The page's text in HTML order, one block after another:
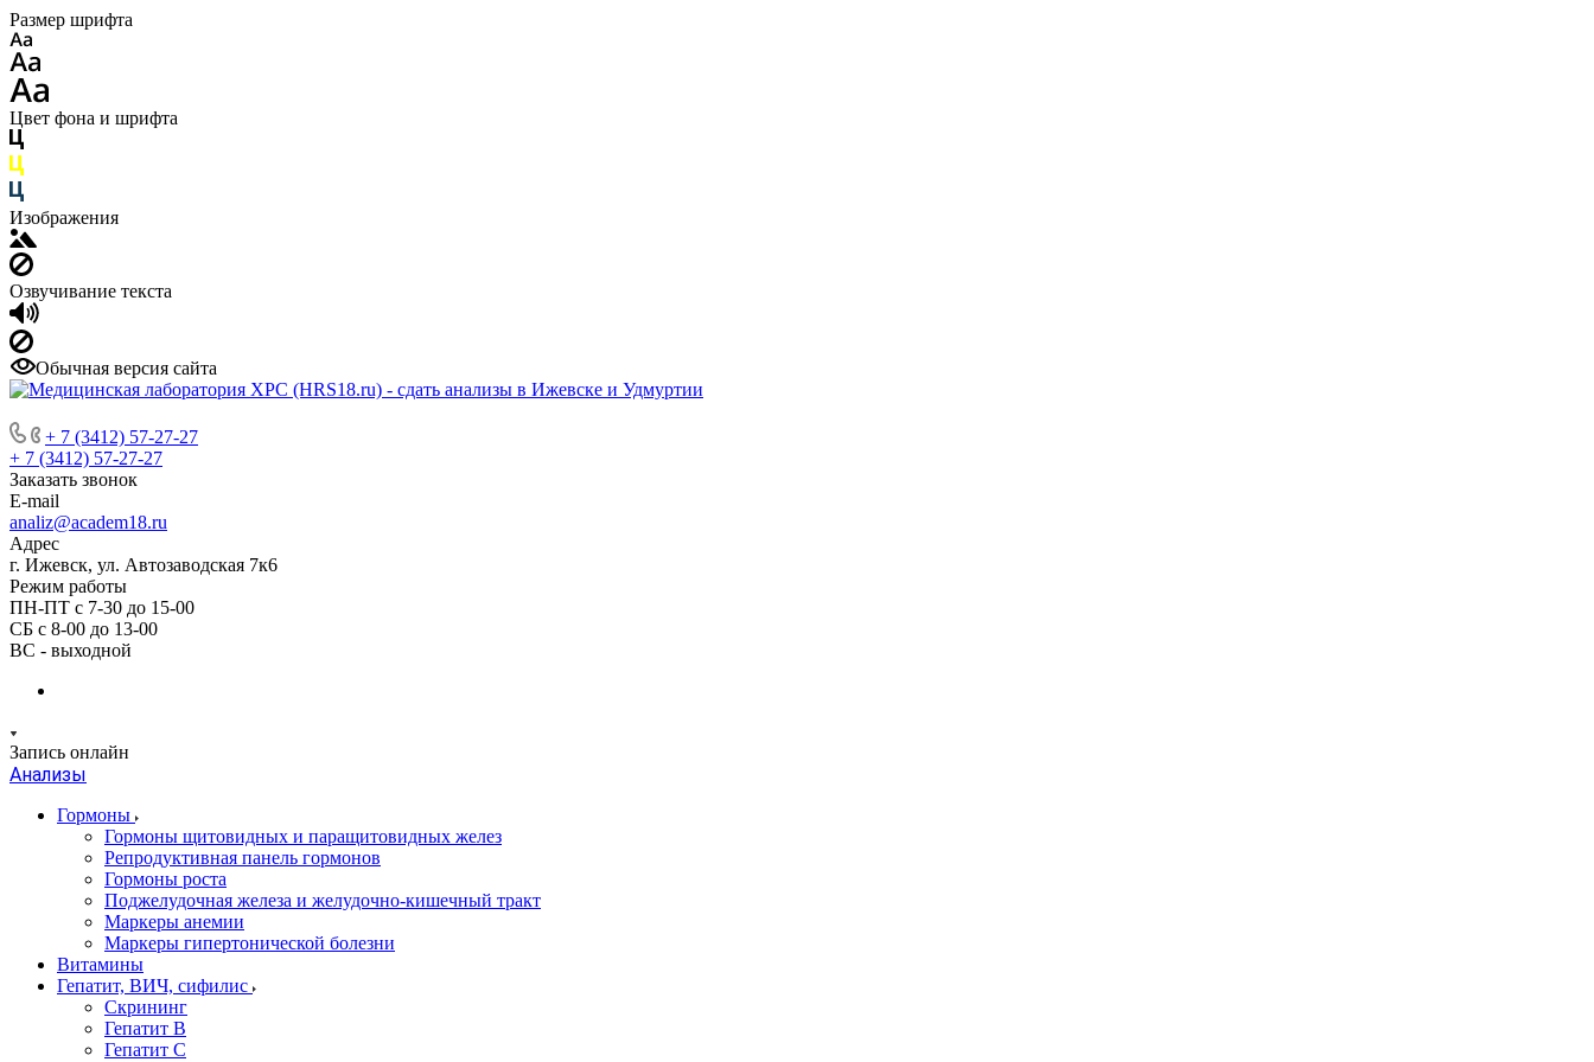
Размер шрифта
Цвет фона и шрифта
Изображения
Озвучивание текста
Обычная версия сайта
+ 7 (3412) 57-27-27
+ 7 (3412) 57-27-27
Заказать звонок
E-mail
analiz@academ18.ru
Адрес
г. Ижевск, ул. Автозаводская 7к6
Режим работы
ПН-ПТ с 7-30 до 15-00
СБ с 8-00 до 13-00
ВС - выходной
Запись онлайн
Анализы
Гормоны
Гормоны щитовидных и паращитовидных желез
Репродуктивная панель гормонов
Гормоны роста
Поджелудочная железа и желудочно-кишечный тракт
Маркеры анемии
Маркеры гипертонической болезни
Витамины
Гепатит, ВИЧ, сифилис
Скрининг
Гепатит В
Гепатит С